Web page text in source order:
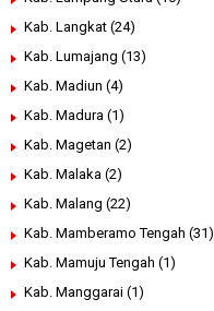
Kab. Langkat (24)
Kab. Lumajang (13)
Kab. Madiun (4)
Kab. Madura (1)
Kab. Magetan (2)
Kab. Malaka (2)
Kab. Malang (22)
Kab. Mamberamo Tengah (31)
Kab. Mamuju Tengah (1)
Kab. Manggarai (1)